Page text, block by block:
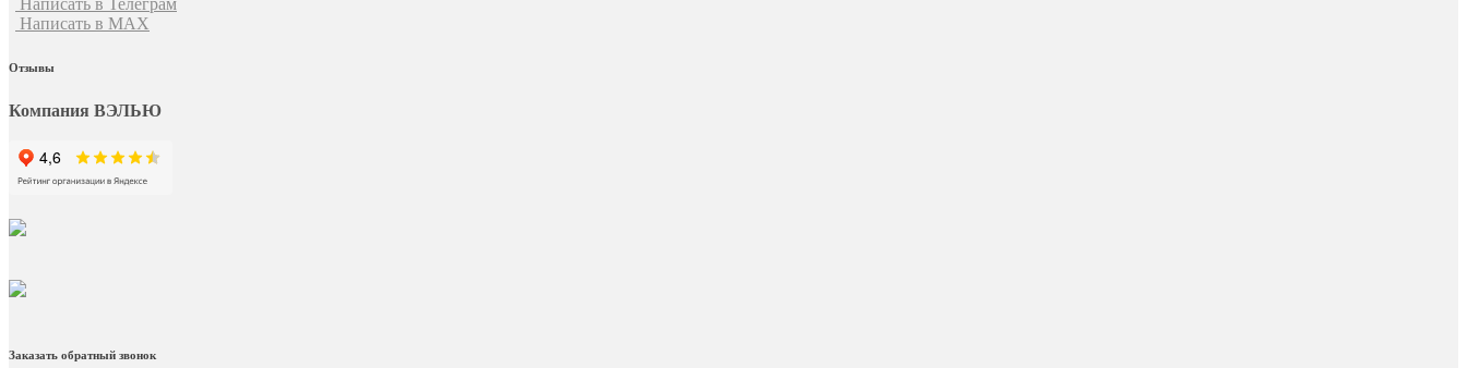
Написать в Телеграм
Написать в MAX
Отзывы
Компания ВЭЛЬЮ
Заказать обратный звонок